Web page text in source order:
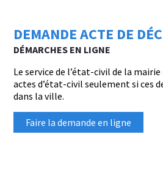
DEMANDE ACTE DE
DÉMARCHES EN LIGNE
Le service de l’état-civil de la
actes d’état-civil seulement si ces
dans la ville.
Faire la demande en ligne